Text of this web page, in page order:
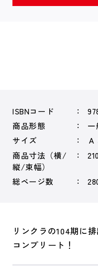
ISBNコード
商品形態
一
サイズ
商品寸法（横/
縦/束幅）
総ページ数
リンクラの104期に
コンプリート！